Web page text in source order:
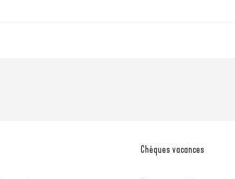
Chèques vacances